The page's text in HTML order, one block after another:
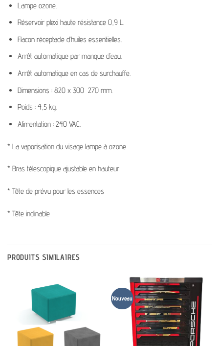
Lampe ozone.
Réservoir plexi haute résistance 0,9 L.
Flacon réceptacle d’huiles essentielles.
Arrêt automatique par manque d’eau.
Arrêt automatique en cas de surchauffe.
Dimensions : 820 x 300 270 mm.
Poids : 4,5 kg.
Alimentation : 240 VAC.
* La vaporisation du visage lampe à ozone
* Bras télescopique ajustable en hauteur
* Tête de prévu pour les essences
* Tête inclinable
PRODUITS SIMILAIRES
Nouveau